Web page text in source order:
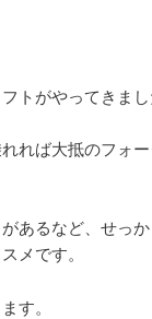
トがやってきまし
れば大抵のフォ
あるなど、せっ
メです。
す。